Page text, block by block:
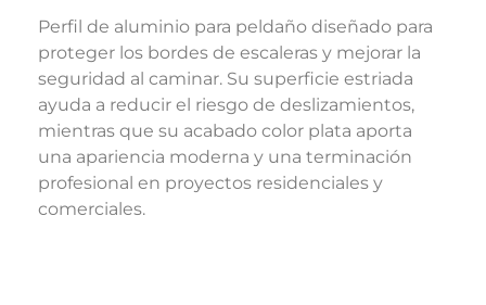
Perfil de aluminio para peldaño diseñado para
proteger los bordes de escaleras y mejorar la
seguridad al caminar. Su superficie estriada
ayuda a reducir el riesgo de deslizamientos,
mientras que su acabado color plata aporta
una apariencia moderna y una terminación
profesional en proyectos residenciales y
comerciales.